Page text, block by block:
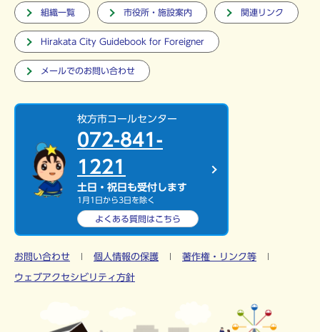
組織一覧 市役所・施設案内 関連リンク
Hirakata City Guidebook for Foreigner
メールでのお問い合わせ
枚方市コールセンター
072-841-
1221
土日・祝日も受付します
1月1日から3日を除く
よくある質問はこちら
お問い合わせ 個人情報の保護 著作権・リンク等
ウェブアクセシビリティ方針